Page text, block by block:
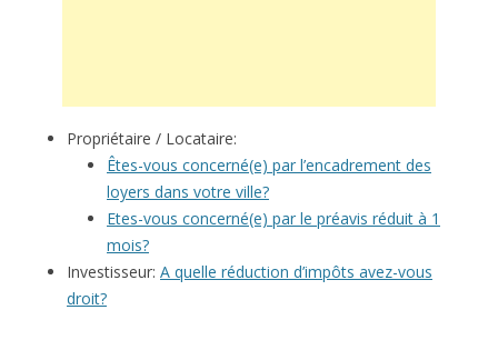
Propriétaire / Locataire:
Êtes-vous concerné(e) par l’encadrement des
loyers dans votre ville?
Etes-vous concerné(e) par le préavis réduit à 1
mois?
Investisseur: A quelle réduction d’impôts avez-vous
droit?